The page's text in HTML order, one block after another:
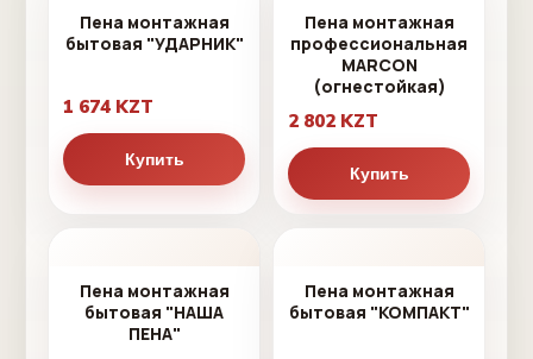
Пена монтажная
бытовая "УДАРНИК"
1 674 KZT
Купить
Пена монтажная
профессиональная
MARCON
(огнестойкая)
2 802 KZT
Купить
Пена монтажная
бытовая "НАША
ПЕНА"
Пена монтажная
бытовая "КОМПАКТ"